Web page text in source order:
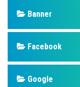
Banner
Facebook
Google